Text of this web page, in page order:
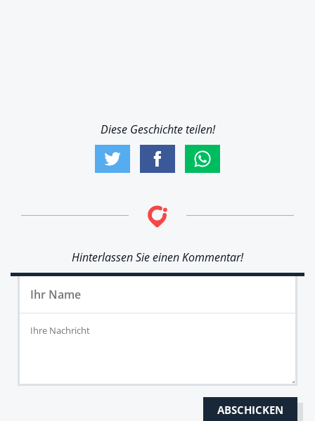
Diese Geschichte teilen!
Hinterlassen Sie einen Kommentar!